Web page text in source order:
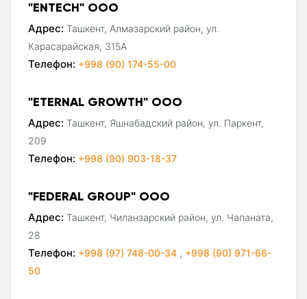
"ENTECH" ООО
Адрес: Ташкент, Алмазарский район, ул.
Карасарайская, 315А
Телефон: +998 (90) 174-55-00
"ETERNAL GROWTH" ООО
Адрес: Ташкент, Яшнабадский район, ул. Паркент,
209
Телефон: +998 (90) 903-18-37
"FEDERAL GROUP" ООО
Адрес: Ташкент, Чиланзарский район, ул. Чапаната,
28
Телефон: +998 (97) 748-00-34 , +998 (90) 971-66-
50